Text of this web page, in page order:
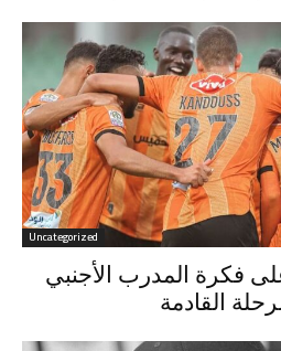
Uncategorized
فكرة المدرب الأجنبي
القادمة